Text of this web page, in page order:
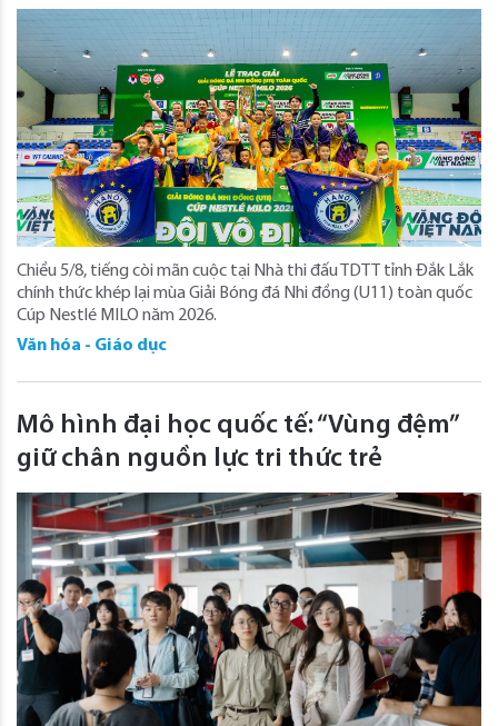
Chiều 5/8, tiếng còi mãn cuộc tại Nhà thi đấu TDTT tỉnh Đắk Lắk
chính thức khép lại mùa Giải Bóng đá Nhi đồng (U11) toàn quốc
Cúp Nestlé MILO năm 2026.
Văn hóa - Giáo dục
Mô hình đại học quốc tế: “Vùng đệm”
giữ chân nguồn lực tri thức trẻ